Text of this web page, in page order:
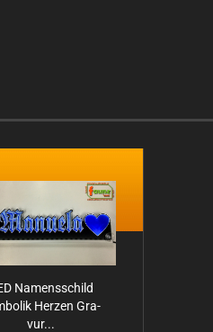
Na­mens­schild
Her­zen Gra­
vur...